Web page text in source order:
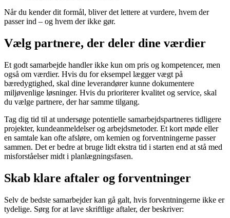
Når du kender dit formål, bliver det lettere at vurdere, hvem der
passer ind – og hvem der ikke gør.
Vælg partnere, der deler dine værdier
Et godt samarbejde handler ikke kun om pris og kompetencer, men
også om værdier. Hvis du for eksempel lægger vægt på
bæredygtighed, skal dine leverandører kunne dokumentere
miljøvenlige løsninger. Hvis du prioriterer kvalitet og service, skal
du vælge partnere, der har samme tilgang.
Tag dig tid til at undersøge potentielle samarbejdspartneres tidligere
projekter, kundeanmeldelser og arbejdsmetoder. Et kort møde eller
en samtale kan ofte afsløre, om kemien og forventningerne passer
sammen. Det er bedre at bruge lidt ekstra tid i starten end at stå med
misforståelser midt i planlægningsfasen.
Skab klare aftaler og forventninger
Selv de bedste samarbejder kan gå galt, hvis forventningerne ikke er
tydelige. Sørg for at lave skriftlige aftaler, der beskriver: